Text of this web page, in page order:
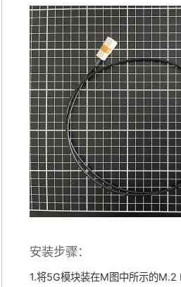
安装步骤：
1.将5G模块装在M图中所示的